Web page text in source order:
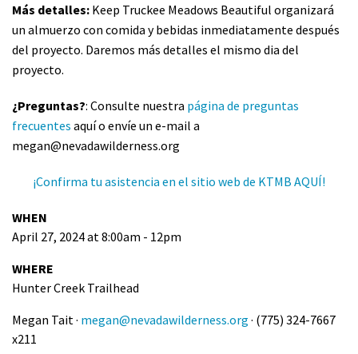
Más detalles: Keep Truckee Meadows Beautiful organizará
un almuerzo con comida y bebidas inmediatamente después
del proyecto. Daremos más detalles el mismo dia del
proyecto.
¿Preguntas?: Consulte nuestra página de preguntas
frecuentes aquí o envíe un e-mail a
megan@nevadawilderness.org
¡Confirma tu asistencia en el sitio web de KTMB AQUÍ!
WHEN
April 27, 2024 at 8:00am - 12pm
WHERE
Hunter Creek Trailhead
Megan Tait · megan@nevadawilderness.org · (775) 324-7667
x211